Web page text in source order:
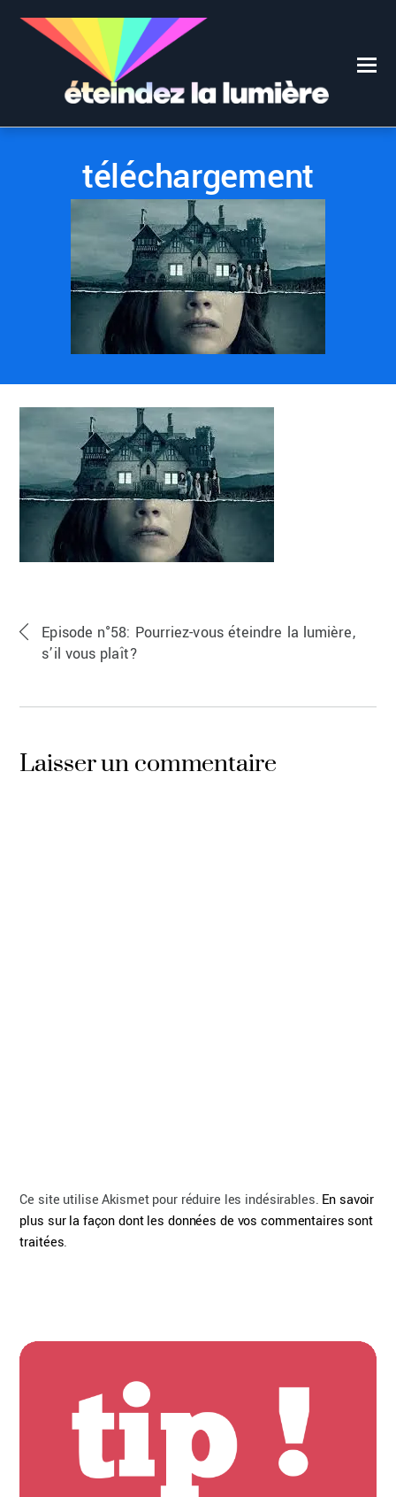
téléchargement
Episode n°58: Pourriez-vous éteindre la lumière,
s’il vous plaît?
Laisser un commentaire
Ce site utilise Akismet pour réduire les indésirables. En savoir
plus sur la façon dont les données de vos commentaires sont
traitées.